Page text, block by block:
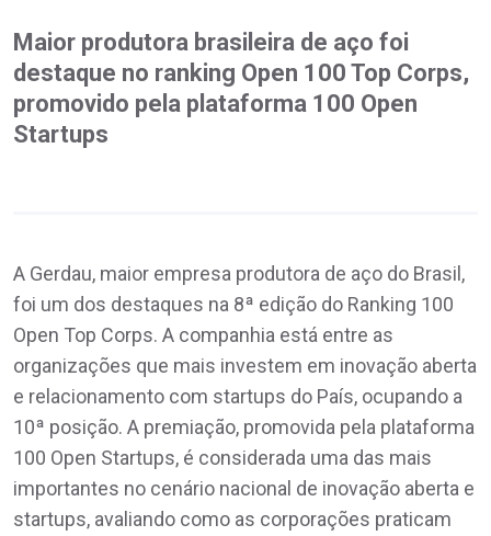
Maior produtora brasileira de aço foi
destaque no ranking Open 100 Top Corps,
promovido pela plataforma 100 Open
Startups
A Gerdau, maior empresa produtora de aço do Brasil,
foi um dos destaques na 8ª edição do Ranking 100
Open Top Corps. A companhia está entre as
organizações que mais investem em inovação aberta
e relacionamento com startups do País, ocupando a
10ª posição. A premiação, promovida pela plataforma
100 Open Startups, é considerada uma das mais
importantes no cenário nacional de inovação aberta e
startups, avaliando como as corporações praticam